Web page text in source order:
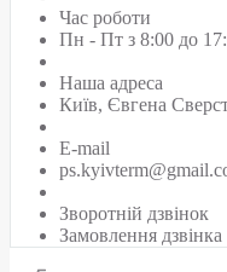
Час роботи
Пн - Пт з 8:00 до
Наша адреса
Київ, Євгена
E-mail
Зворотній дзвінок
Замовлення дзвінка